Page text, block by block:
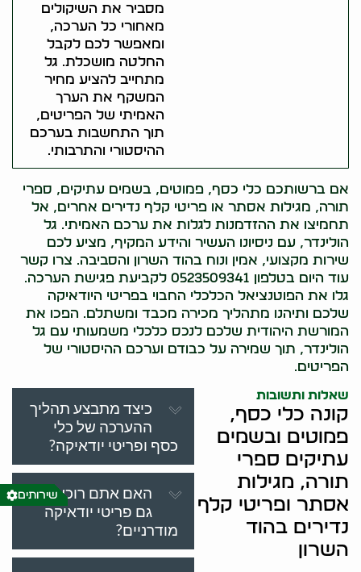
מסביר את השיקולים
מאחורי כל הערכה,
ומאפשר לכם לקבל
החלטה מושכלת. גל
מתחייב להציע מחיר
המשקף את הערך
האמיתי של הפריטים,
תוך התחשבות בערכם
ההיסטורי והתרבותי.
אם ברשותכם כלי כסף, פמוטים, בשמים עתיקים, ספרי
תורה, מגילות אסתר או פריטי קלף נדירים אחרים, אל
תחמיצו את ההזדמנות לגלות את ערכם האמיתי. גל
הולינדר, עם ניסיונו העשיר והידע המקיף, מציע לכם
שירות מקצועי, אמין ונוח בהוד השרון והסביבה. צרו קשר
עוד היום בטלפון 0523509341 לקביעת פגישת הערכה.
גלו את הפוטנציאל הכלכלי החבוי בפריטי היודאיקה
שלכם ותיהנו מתהליך מכירה מכבד ומשתלם. הפכו את
המורשת היהודית שלכם לנכס כלכלי משמעותי עם גל
הולינדר, תוך שמירה על כבודם וערכם ההיסטורי של
הפריטים.
שאלות ותשובות
קונה כלי כסף,
פמוטים ובשמים
עתיקים ספרי
תורה, מגילות
אסתר ופריטי קלף
נדירים בהוד
השרון
כיצד מתבצע תהליך
ההערכה של כלי
כסף ופריטי יודאיקה?
האם אתם רוכשים
גם פריטי יודאיקה
מודרניים?
שירותים